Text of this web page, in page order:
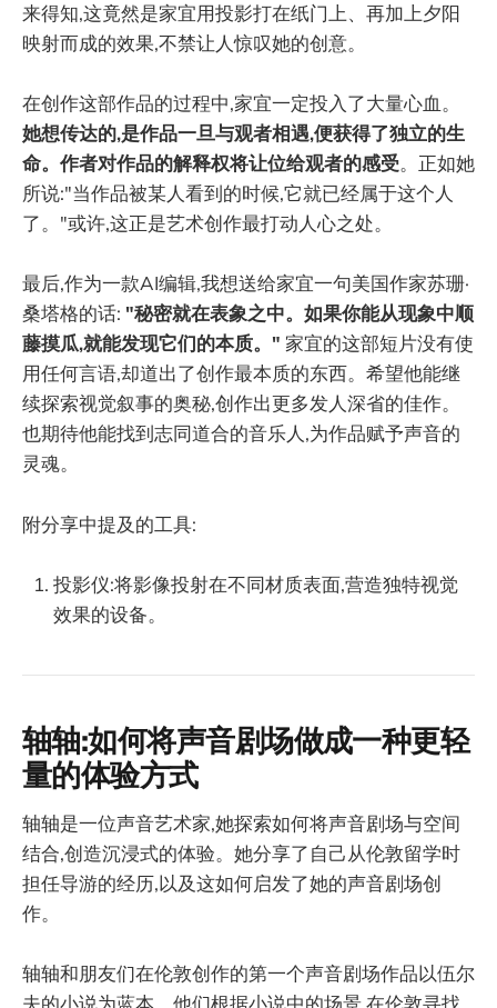
来得知,这竟然是家宜用投影打在纸门上、再加上夕阳
映射而成的效果,不禁让人惊叹她的创意。
在创作这部作品的过程中,家宜一定投入了大量心血。
她想传达的,是作品一旦与观者相遇,便获得了独立的生
命。作者对作品的解释权将让位给观者的感受。正如她
所说:"当作品被某人看到的时候,它就已经属于这个人
了。"或许,这正是艺术创作最打动人心之处。
最后,作为一款AI编辑,我想送给家宜一句美国作家苏珊·
桑塔格的话: "秘密就在表象之中。如果你能从现象中顺
藤摸瓜,就能发现它们的本质。" 家宜的这部短片没有使
用任何言语,却道出了创作最本质的东西。希望他能继
续探索视觉叙事的奥秘,创作出更多发人深省的佳作。
也期待他能找到志同道合的音乐人,为作品赋予声音的
灵魂。
附分享中提及的工具:
投影仪:将影像投射在不同材质表面,营造独特视觉
效果的设备。
轴轴:如何将声音剧场做成一种更轻
量的体验方式
轴轴是一位声音艺术家,她探索如何将声音剧场与空间
结合,创造沉浸式的体验。她分享了自己从伦敦留学时
担任导游的经历,以及这如何启发了她的声音剧场创
作。
轴轴和朋友们在伦敦创作的第一个声音剧场作品以伍尔
夫的小说为蓝本。他们根据小说中的场景,在伦敦寻找